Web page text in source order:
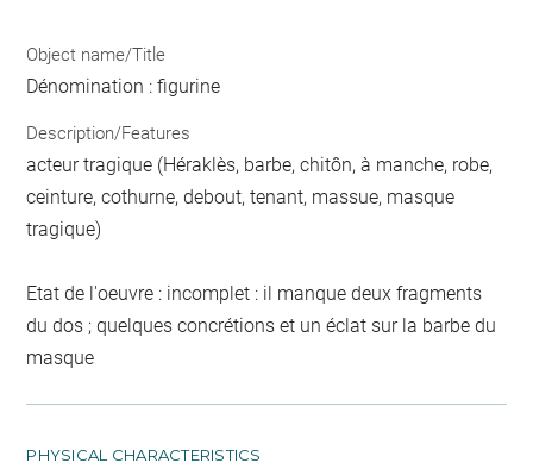
Object name/Title
Dénomination : figurine
Description/Features
acteur tragique (Héraklès, barbe, chitôn, à manche, robe,
ceinture, cothurne, debout, tenant, massue, masque
tragique)
Etat de l'oeuvre : incomplet : il manque deux fragments
du dos ; quelques concrétions et un éclat sur la barbe du
masque
PHYSICAL CHARACTERISTICS